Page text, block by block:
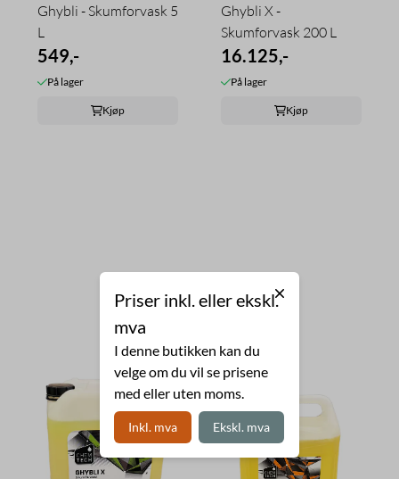
Ghybli - Skumforvask 5
L
549,-
På lager
Kjøp
Ghybli X -
Skumforvask 200 L
16.125,-
På lager
Kjøp
Priser inkl. eller ekskl.
mva
I denne butikken kan du
velge om du vil se prisene
med eller uten moms.
Inkl. mva Ekskl. mva